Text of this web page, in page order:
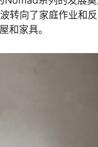
向了家庭作业和
和家具。